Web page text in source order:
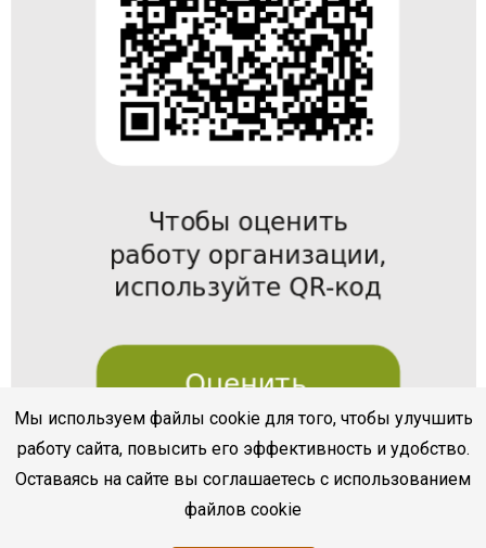
Мы используем файлы cookie для того, чтобы улучшить
работу сайта, повысить его эффективность и удобство.
Оставаясь на сайте вы соглашаетесь с использованием
файлов cookie